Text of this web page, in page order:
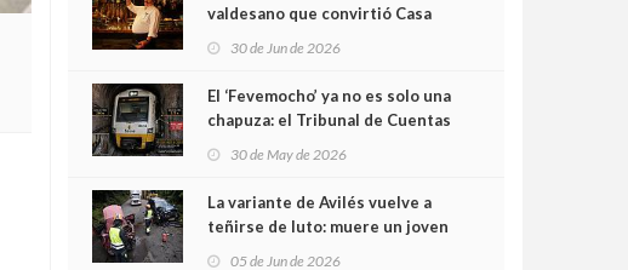
valdesano que convirtió Casa
30 de Jun de 2026
El ‘Fevemocho’ ya no es solo una
chapuza: el Tribunal de Cuentas
sobrecoste de los trenes que no
cabían por los túneles
30 de May de 2026
La variante de Avilés vuelve a
teñirse de luto: muere un joven
05 de Jun de 2026